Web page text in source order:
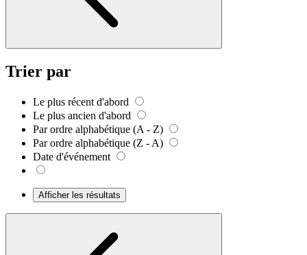
Trier par
Le plus récent d'abord
Le plus ancien d'abord
Par ordre alphabétique (A - Z)
Par ordre alphabétique (Z - A)
Date d'événement
Afficher les résultats